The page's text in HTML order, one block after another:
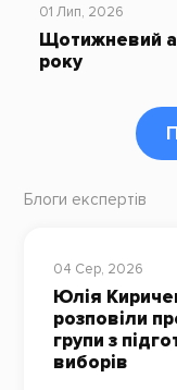
01 Лип, 2026
Щотижневий
року
Блоги експертів
04 Сер, 2026
Юлія
розповіли
групи з
виборів